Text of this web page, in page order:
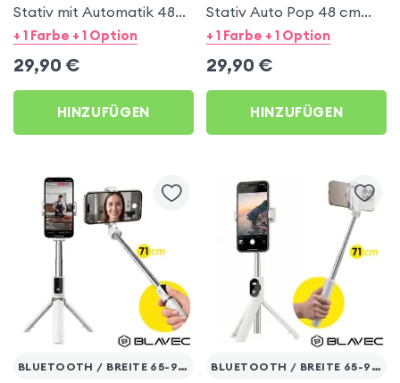
Stativ mit Automatik 48
cm Bluetooth-
+ 1 Farbe + 1 Option
29,90 €
HINZUFÜGEN
Stativ Auto Pop 48 cm
Bluetooth-Fernbedienung
+ 1 Farbe + 1 Option
29,90 €
HINZUFÜGEN
BLUETOOTH / BREITE 65-95MM BLUETOOTH / BREITE 65-95MM